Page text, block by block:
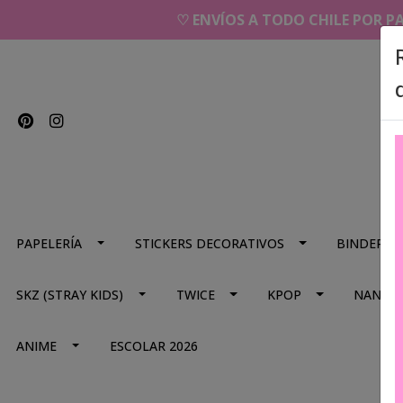
♡ ENVÍOS A TODO CHILE POR
PAPELERÍA STICKERS DECORATIVOS BINDERS
SKZ (STRAY KIDS) TWICE KPOP NANA
ANIME ESCOLAR 2026